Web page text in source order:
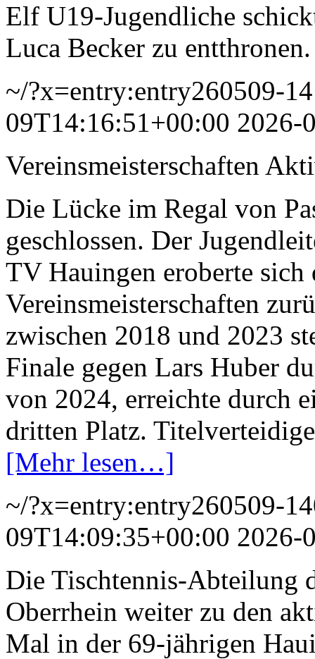
Elf U19-Jugendliche
Luca Becker zu
~/?x=entry:entry260509-
09T14:16:51+00:00 2026-
Vereinsmeisterschaften
Die Lücke im Regal von
geschlossen. Der
TV Hauingen eroberte sich
Vereinsmeisterschaften
zwischen 2018 und 2023
Finale gegen Lars Huber
von 2024, erreichte durch
dritten Platz.
[Mehr lesen…]
~/?x=entry:entry260509-
09T14:09:35+00:00 2026-
Die Tischtennis-Abteilung
Oberrhein weiter zu den
Mal in der 69-jährigen